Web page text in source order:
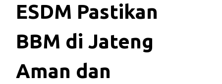
ESDM Pastikan
BBM di Jateng
Aman dan